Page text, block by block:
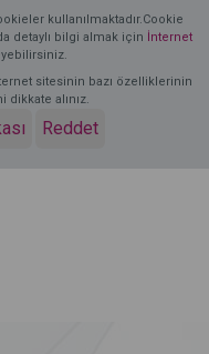
kullanılmaktadır.Cookie
detaylı bilgi almak için İnternet
sitesinin bazı özelliklerinin
dikkate alınız.
Reddet